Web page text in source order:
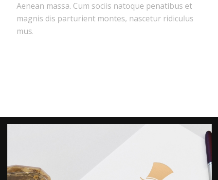
Aenean massa. Cum sociis natoque penatibus et
magnis dis parturient montes, nascetur ridiculus
mus.